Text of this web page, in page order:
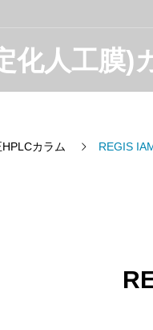
化人工膜)
カラム REGIS